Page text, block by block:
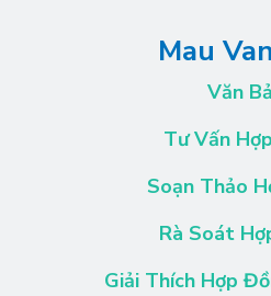
Mau
Văn
Tư Vấn
Soạn Thảo
Rà Soát
Giải Thích Hợp